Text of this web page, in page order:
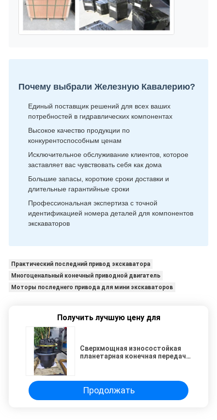
Почему выбрали Железную Кавалерию?
Единый поставщик решений для всех ваших
потребностей в гидравлических компонентах
Высокое качество продукции по
конкурентоспособным ценам
Исключительное обслуживание клиентов, которое
заставляет вас чувствовать себя как дома
Большие запасы, короткие сроки доставки и
длительные гарантийные сроки
Профессиональная экспертиза с точной
идентификацией номера деталей для компонентов
экскаваторов
Практический последний привод экскаватора
Многоценальный конечный приводной двигатель
Моторы последнего привода для мини экскаваторов
Получить лучшую цену для
Сверхмощная износостойкая
планетарная конечная передача
ZAX200-3 ZAX210-3
Продолжать